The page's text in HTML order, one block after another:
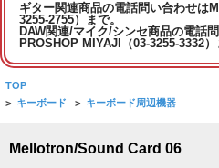
ギター関連商品の電話問い合わせは
3255-2755）まで。
DAW関連/マイク/シンセ商品の電話
PROSHOP MIYAJI（03-3255-3332）
TOP
> キーボード > キーボード周辺機器
Mellotron/Sound Card 06